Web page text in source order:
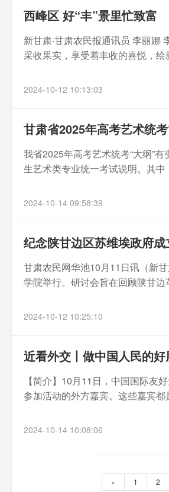
西峰区 好“丰”景里忙致富
新甘肃·甘肃农民报通讯员 李丽
采收果实，享受着丰收的喜悦，绘
2024-10-12 10:13:03
甘肃省2025年高考艺术统
我省2025年高考艺术统考“大纲”
生艺术类专业统一考试说明。其
2024-10-14 09:58:39
纪念陕甘边区苏维埃政府
甘肃农民网华池10月11日讯（新
学院举行。研讨会旨在回顾陕甘
2024-10-12 10:25:10
近看外交丨做中国人民的
【简介】10月11日，中国国际友
参加活动的外方嘉宾。这些嘉宾
2024-10-14 10:08:06
« 1 2